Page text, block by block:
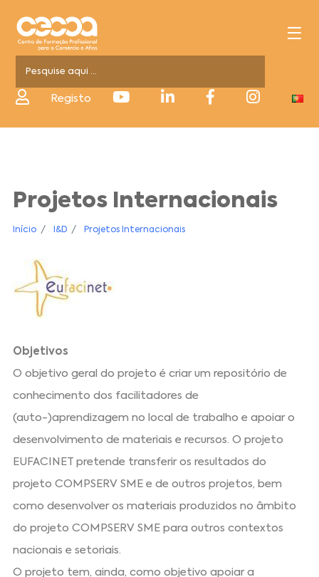
Registo
Projetos Internacionais
Início I&D Projetos Internacionais
Objetivos
O objetivo geral do projeto é criar um repositório de
conhecimento dos facilitadores de
(auto-)aprendizagem no local de trabalho e apoiar o
desenvolvimento de materiais e recursos. O projeto
EUFACINET pretende transferir os resultados do
projeto COMPSERV SME e de outros projetos, bem
como desenvolver os materiais produzidos no âmbito
do projeto COMPSERV SME para outros contextos
nacionais e setoriais.
O projeto tem, ainda, como objetivo apoiar a